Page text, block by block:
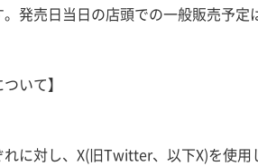
発売日当日の店頭での一般販売予定
いて】
に対し、X(旧Twitter、以下X)を使用